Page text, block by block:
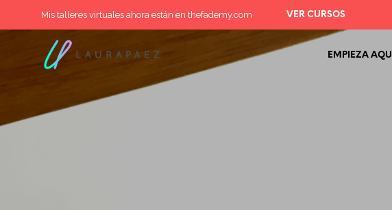
Mis talleres virtuales ahora están en thefademy.com VER CURSOS
EMPIEZA AQUÍ